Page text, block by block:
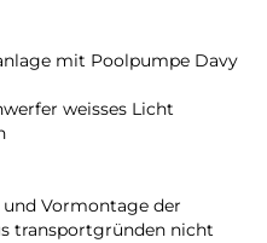
mit Poolpumpe Davy
weisses Licht
Vormontage der
transportgründen nicht